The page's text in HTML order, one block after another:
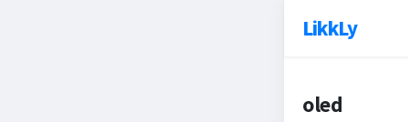
LikkLy
oled